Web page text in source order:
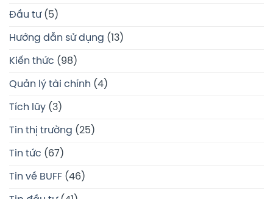
Đầu tư(5)
Hướng dẫn sử dụng (13)
Kiến thức (98)
Quản lý tài chính (4)
Tích lũy (3)
Tin thị trường (25)
Tin tức (67)
Tin về BUFF (46)